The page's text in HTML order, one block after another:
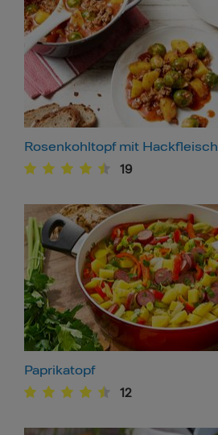
Rosenkohltopf mit Hackfleisch
19
Paprikatopf
12